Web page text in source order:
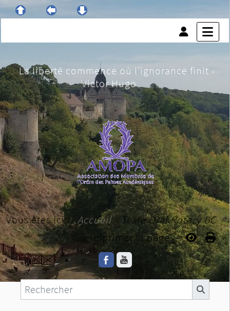
La liberté commence où l'ignorance finit -
Victor Hugo
Vous êtes ici :Accueil»Texte Oral Rotary BC
Imprimer la page...